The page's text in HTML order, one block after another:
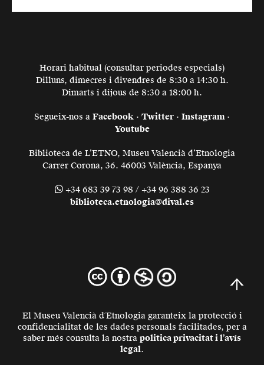
Horari habitual (consultar periodes especials)
Dilluns, dimecres i divendres de 8:30 a 14:30 h.
Dimarts i dijous de 8:30 a 18:00 h.
Segueix-nos a Facebook · Twitter · Instagram·
Youtube
Biblioteca de L’ETNO, Museu Valencià d’Etnologia
Carrer Corona, 36. 46003 València, Espanya
+34 683 39 73 98 / +34 96 388 36 23
biblioteca.etnologia@dival.es
El Museu Valencià d´Etnologia garanteix la protecció i
confidencialitat de les dades personals facilitades, per a
saber més consulta la nostra politica privacitat i l’avís
legal.